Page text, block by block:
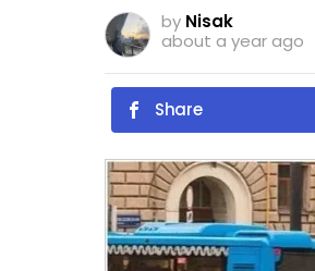
by Nisak
about a year ago
Share